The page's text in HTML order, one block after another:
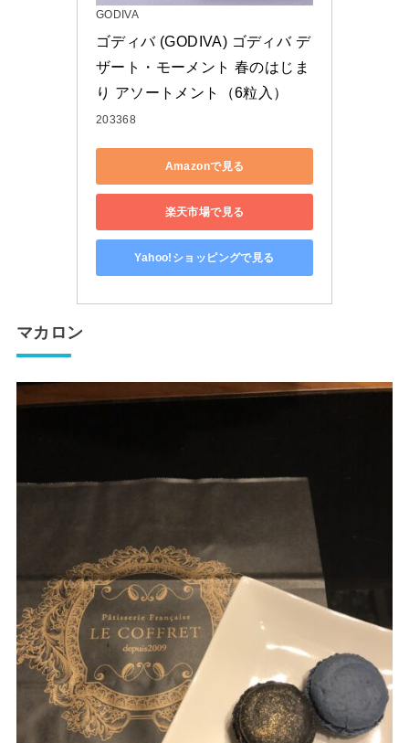
GODIVA
ゴディバ (GODIVA) ゴディバ デ
ザート・モーメント 春のはじま
り アソートメント（6粒入）
203368
Amazonで見る
楽天市場で見る
Yahoo!ショッピングで見る
マカロン